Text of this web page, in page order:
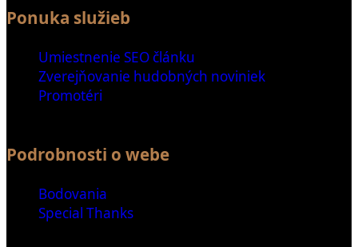
Ponuka služieb
Umiestnenie SEO článku
Zverejňovanie hudobných noviniek
Promotéri
Podrobnosti o webe
Bodovania
Special Thanks